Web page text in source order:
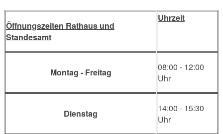
Öffnungszeiten Rathaus und
Standesamt
Uhrzeit
Montag - Freitag
08:00 - 12:00
Uhr
Dienstag
14:00 - 15:30
Uhr